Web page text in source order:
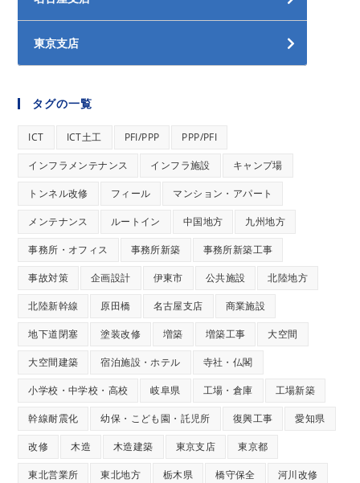
東京支店
タグの一覧
ICT ICT土工 PFI/PPP PPP/PFI
インフラメンテナンス インフラ施設 キャンプ場
トンネル改修 フィール マンション・アパート
メンテナンス ルートイン 中国地方 九州地方
事務所・オフィス 事務所新築 事務所新築工事
事故対策 企画設計 伊東市 公共施設 北陸地方
北陸新幹線 原田橋 名古屋支店 商業施設
地下道閉塞 塗装改修 増築 増築工事 大空間
大空間建築 宿泊施設・ホテル 寺社・仏閣
小学校・中学校・高校 岐阜県 工場・倉庫 工場新築
幹線耐震化 幼保・こども園・託児所 復興工事 愛知県
改修 木造 木造建築 東京支店 東京都
東北営業所 東北地方 栃木県 橋守保全 河川改修